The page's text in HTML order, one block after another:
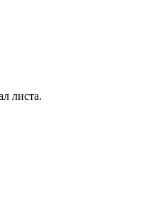
листа.